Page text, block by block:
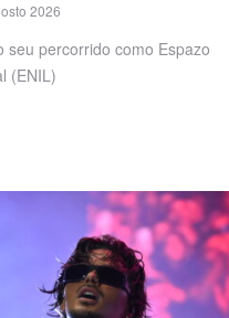
2026
seu percorrido como Espazo
(ENIL)